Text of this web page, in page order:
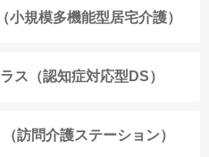
小規模多機能型居宅介護）
ス（認知症対応型DS）
訪問介護ステーション）